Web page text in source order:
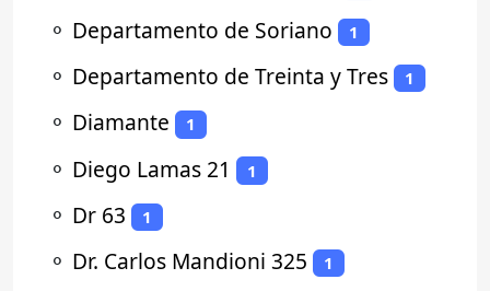
⚬ Departamento de Soriano 1
⚬ Departamento de Treinta y Tres 1
⚬ Diamante 1
⚬ Diego Lamas 21 1
⚬ Dr 63 1
⚬ Dr. Carlos Mandioni 325 1